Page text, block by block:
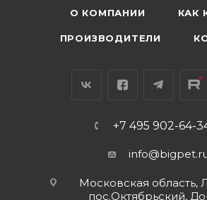
О КОМПАНИИ КАК
ПРОИЗВОДИТЕЛИ
+7 495 902-64-
Московская область,
пос.Октябрьский,